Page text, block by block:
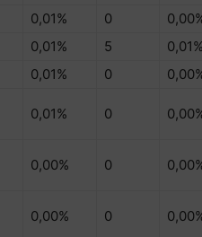
0,01% 0
0,01% 5
0,01% 0
0,01% 0
0,00% 0
0,00% 0